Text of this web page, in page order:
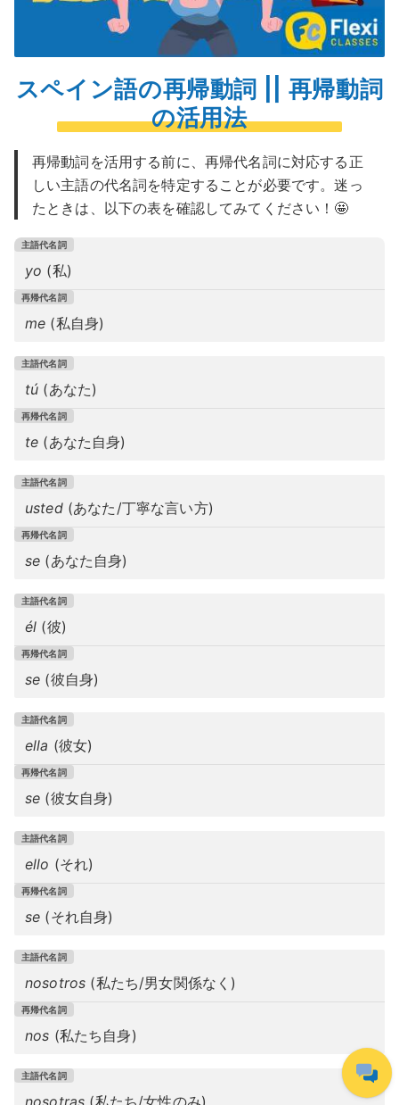
スペイン語の再帰動詞 || 再帰動詞
の活用法
再帰動詞を活用する前に、再帰代名詞に対応する正
しい主語の代名詞を特定することが必要です。迷っ
たときは、以下の表を確認してみてください！🤩
yo (私)
me (私自身)
tú (あなた)
te (あなた自身)
usted(あなた/丁寧な言い方)
se (あなた自身)
él (彼)
se (彼自身)
ella (彼女)
se (彼女自身)
ello (それ)
se (それ自身)
nosotros (私たち/男女関係なく)
nos (私たち自身)
nosotras (私たち/女性のみ)